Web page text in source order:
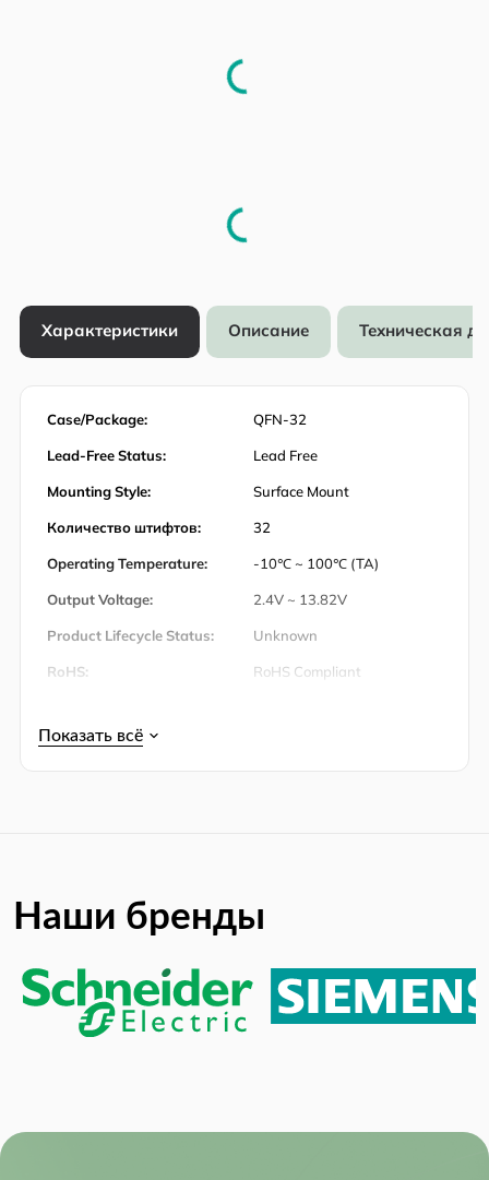
Характеристики Описание Техническая
Case/Package: QFN-32
Lead-Free Status: Lead Free
Mounting Style: Surface Mount
Количество штифтов: 32
Operating Temperature: -10℃ ~ 100℃ (TA)
Output Voltage: 2.4V ~ 13.82V
Product Lifecycle Status: Unknown
RoHS: RoHS Compliant
Наши бренды